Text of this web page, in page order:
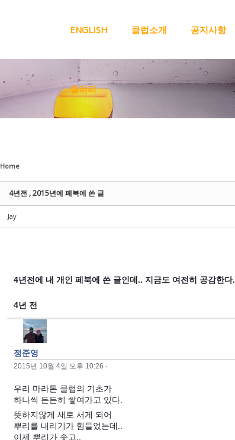
ENGLISH 클럽소개 공지사항
갤러리
Home
4년전 , 2015년에 페북에 쓴 글
Jay
4년전에 내 개인 페북에 쓴 글인데.. 지금도 여전히 공감한다.
4년 전
정준영
2015년 10월 4일 오후 10:26 ·
우리 마라톤 클럽의 기초가
하나씩 든든히 쌓여가고 있다.
뜻하지않게 새로 서게 되어
뿌리를 내리기가 힘들었는데..
이제 뿌리가 솟고..